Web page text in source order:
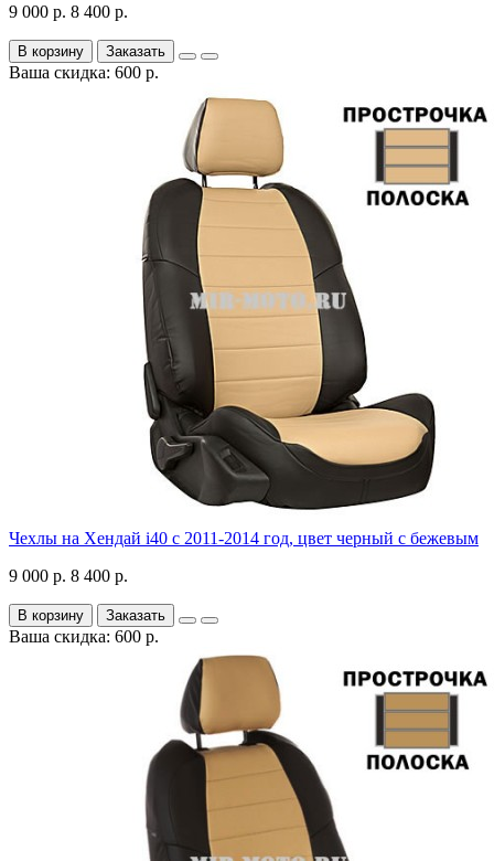
9 000 р. 8 400 р.
В корзину Заказать
Ваша скидка: 600 р.
Чехлы на Хендай i40 с 2011-2014 год, цвет черный с бежевым
9 000 р. 8 400 р.
В корзину Заказать
Ваша скидка: 600 р.